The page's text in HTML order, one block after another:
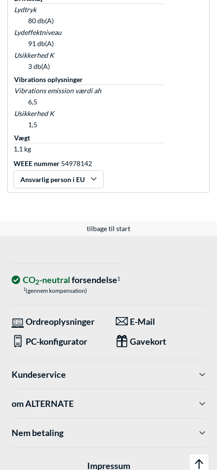
Lydtryk
80 db(A)
Lydeffektniveau
91 db(A)
Usikkerhed K
3 db(A)
Vibrations oplysninger
Vibrations emission værdi ah
6,5
Usikkerhed K
1,5
Vægt
1,1 kg
WEEE nummer 54978142
Ansvarlig person i EU
tilbage til start
CO2-neutralforsendelse1
1(gennem kompensation)
Ordreoplysninger
E-Mail
PC-konfigurator
Gavekort
Kundeservice
om ALTERNATE
Nem betaling
Impressum